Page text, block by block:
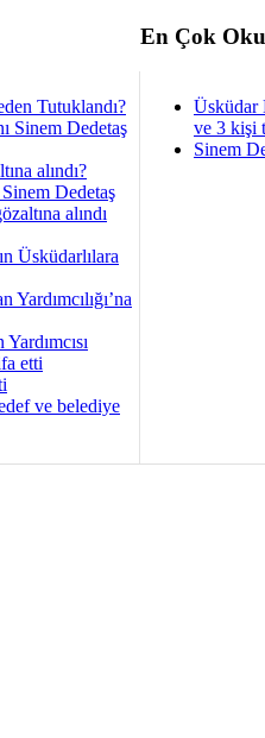
En Çok
Tutuklandı?
Sinem Dedetaş
alındı?
Dedetaş
alındı
Üsküdarlılara
etti
ve belediye
Üsküdar
ve 3 kişi
Sinem